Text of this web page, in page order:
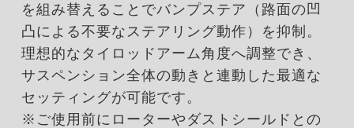
を組み替えることでバンプステア（路面の凹
凸による不要なステアリング動作）を抑制。
理想的なタイロッドアーム角度へ調整でき、
サスペンション全体の動きと連動した最適な
セッティングが可能です。
※ご使用前にローターやダストシールドとの